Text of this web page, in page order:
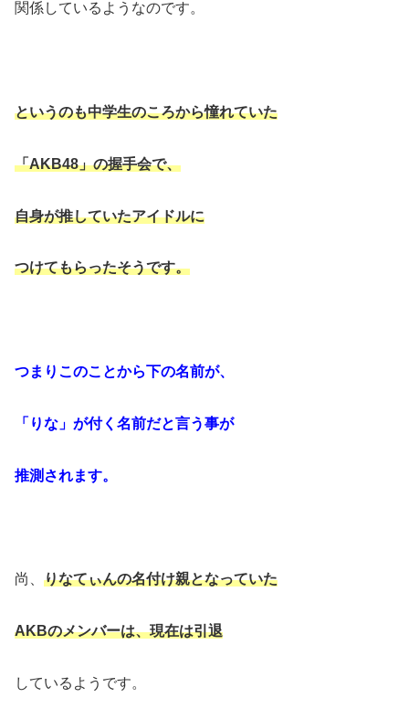
関係しているようなのです。
というのも中学生のころから憧れていた
「AKB48」の握手会で、
自身が推していたアイドルに
つけてもらったそうです。
つまりこのことから下の名前が、
「りな」が付く名前だと言う事が
推測されます。
尚、 りなてぃんの名付け親となっていた
AKBのメンバーは、現在は引退
しているようです。